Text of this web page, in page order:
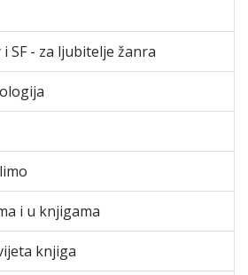
SF - za ljubitelje žanra
i u knjigama
knjiga